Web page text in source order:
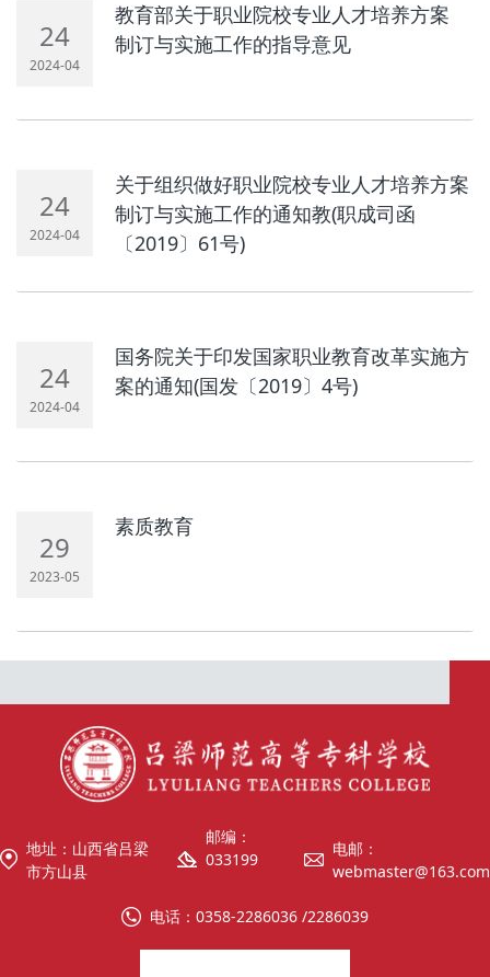
24
2024-04
教育部关于职业院校专业人才培养方案
制订与实施工作的指导意见
24
2024-04
关于组织做好职业院校专业人才培养方案
制订与实施工作的通知教(职成司函
〔2019〕61号)
24
2024-04
国务院关于印发国家职业教育改革实施方
案的通知(国发〔2019〕4号)
29
2023-05
素质教育
地址：山西省吕梁
市方山县
邮编：
033199
电邮：
webmaster@163.com
电话：0358-2286036 /2286039